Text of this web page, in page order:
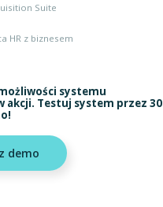
Suite
HR z biznesem
systemu
akcji. Testuj system przez 30
demo